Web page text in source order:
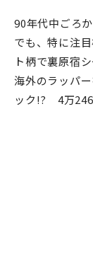
90年代中ごろ
でも、特に注
ト柄で裏原宿
海外のラッパ
ック!? 4万